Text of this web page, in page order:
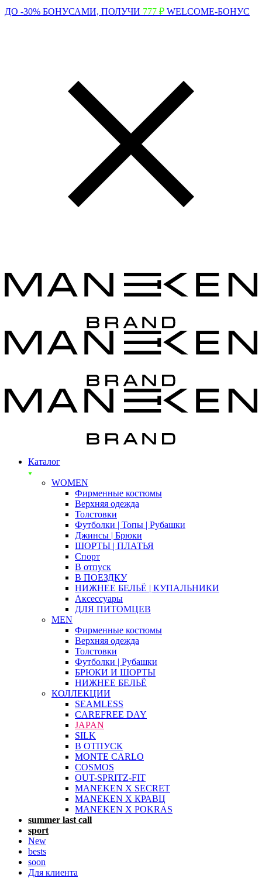
ДО -30% БОНУСАМИ, ПОЛУЧИ 777 ₽ WELCOME-БОНУС
Каталог
WOMEN
Фирменные костюмы
Верхняя одежда
Толстовки
Футболки | Топы | Рубашки
Джинсы | Брюки
ШОРТЫ | ПЛАТЬЯ
Спорт
В отпуск
В ПОЕЗДКУ
НИЖНЕЕ БЕЛЬЁ | КУПАЛЬНИКИ
Аксессуары
ДЛЯ ПИТОМЦЕВ
MEN
Фирменные костюмы
Верхняя одежда
Толстовки
Футболки | Рубашки
БРЮКИ И ШОРТЫ
НИЖНЕЕ БЕЛЬЁ
КОЛЛЕКЦИИ
SEAMLESS
CAREFREE DAY
JAPAN
SILK
В ОТПУСК
MONTE CARLO
COSMOS
OUT-SPRITZ-FIT
MANEKEN X SECRET
MANEKEN X КРАВЦ
MANEKEN X POKRAS
summer last call
sport
New
bests
soon
Для клиента